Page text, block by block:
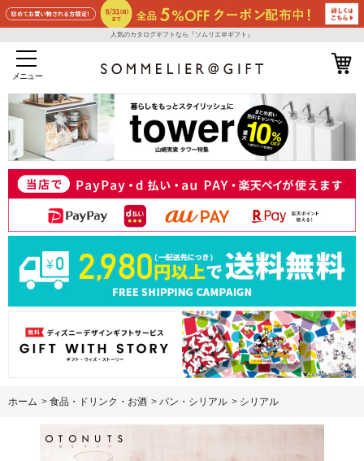
人気のカタログギフトなら『ソムリエ＠ギフト』
メニュー
ホーム > 食品・ドリンク・お酒 > パン・シリアル > シリアル